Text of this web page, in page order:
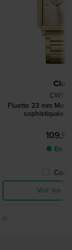
Fluette 23 mm
sophistiquée
● En
Voir les